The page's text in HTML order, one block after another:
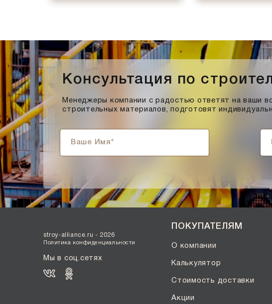
Консультация по
Менеджеры компании с радостью ответят на ваши
строительных материалов, подготовят
stroy-alliance.ru - 2026
Политика конфиденциальности
Мы в соц.сетях
ПОКУПАТЕЛЯМ
О компании
Калькулятор
Стоимость доставки
Акции